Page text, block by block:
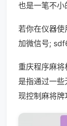
也是一笔不小
若你在仪器
加微信号;
重庆程序麻
是指通过一
现控制麻将牌